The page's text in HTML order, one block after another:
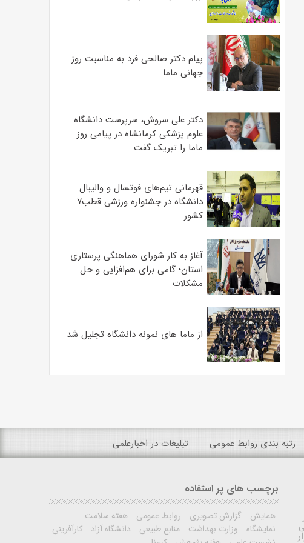
پیام دکتر صالحی فرد به مناسبت روز
جهانی ماما
دکتر علی سروش، سرپرست دانشگاه
علوم پزشکی کرمانشاه در پیامی روز
ماما را تبریک گفت
قهرمانی تیم‌های فوتسال و والیبال
دانشگاه در جشنواره ورزشی قطب۷
کشور
آغاز به کار شورای هماهنگی پرستاری
استان؛ گامی برای هم‌افزایی و حل
مشکلات
از ماما های نمونه دانشگاه تجلیل شد
رتبه بندی روابط عمومی تبلیغات در اخبارعلمی
برچسب های پر استفاده
همایش گزارش تصویری روابط عمومی
هفته سلامت
نمایشگاه
وزارت بهداشت منابع طبیعی دانشگاه آزاد
کارآفرینی